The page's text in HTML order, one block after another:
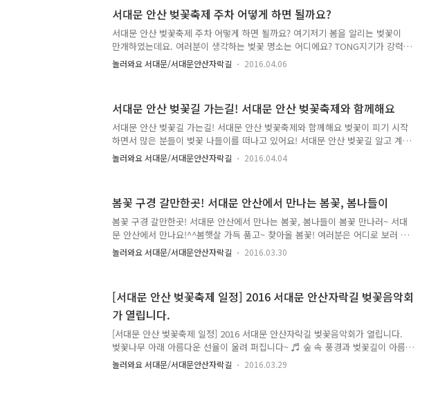
니다! 벚꽃음악회는 밤에도 이어지는데요. 조명에 비친 벚꽃이 형형색색 물들었
어요~ 마치 가을 낙엽을 보는것 같은 느낌이죠? ^^낮에 보는 벚꽃과 또다른 매력
~ 오늘 저녁 7시, 여생스케치, 민트그린, 클래시컬듀오 '러브썸'과 함..
서대문 안산 벚꽃축제 주차 어떻게 하면 될까요?
서대문 안산 벚꽃축제 주차 어떻게 하면 될까요? 여기저기 봄을 알리는 벚꽃이
만개하였는데요. 여러분이 생각하는 벚꽃 명소는 어디에요? TONG지기가 강력하
게 추천하는 서대문 안산 벚꽃! 서대문 안산에서 열리는 '서대문 안산자락길 벚
꽃음악회'를 빼놓을 수 없겠죠? 4월 8일부터 10일까지 열리게 됩니다. 혹시 대중
용해야되~ 하시는 분은 지금부터 집중해주세요 ^^ :: 서대문 안산 벚꽃축제 주차
는? Tip 하나. 서대문구청 주차장 이용하기! ☞ 서대문구청 주차장은 주말에 무
료로 이용하실 수 있어요. 구획수는 90면입니다. 하지만 오전부터 만차가 될것으
로..
놀러와요 서대문/서대문안산자락길 2016.04.06
서대문 안산 벚꽃길 가는길! 서대문 안산 벚꽃축제와 함께해요
서대문 안산 벚꽃길 가는길! 서대문 안산 벚꽃축제와 함께해요 벚꽃이 피기 시작
하면서 많은 분들이 벚꽃 나들이를 떠나고 있어요! 서대문 안산 벚꽃길 알고 계
시죠?? 아직 모르신다면 지금부터 집중해주세요 ^^ 서대문 안산 벚꽃길 가는길~
TONG지기가 자세히 설명해드릴게요~ 빼꼼~ 벚꽃이 고개를 들고 인사를 하고 있
7713, 7738 ▷서대문구청 정류장 하차 서대문구청 정류장에서 하차 하시면 옆으
로 올라가는 길이 보여요! 벚꽃이 살짝 보이시죠? 이 길을 따라 올라오세요 ~ 벚
꽃을 보면서 올라오시면 됩니다 ^^ 아직 벚꽃이 만개하지 않았지만 이번 주..
놀러와요 서대문/서대문안산자락길 2016.04.04
봄꽃 구경 갈만한곳! 서대문 안산에서 만나는 봄꽃, 봄나들이
봄꽃 구경 갈만한곳! 서대문 안산에서 만나는 봄꽃, 봄나들이 봄꽃 만나러~ 서대
문 안산에서 만나요!^^봄햇살 가득 품고~ 찾아올 봄꽃! 여러분은 어디로 보러 가
세요? 여러분의 봄나들이 계획에 도움을 드리고자 준비한 시간! 봄꽃 구경 갈만
한곳, 서대문 안산의 봄꽃을 소개해 드릴게요 ~ 봄 느끼실 준비 되셨죠?? ^^사진
봄꽃! 조금만 더 참고 기다려주세요~ 4월, 서대문 안산 벚꽃축제를 시작으로 다
양한 봄꽃을 만날 수 있어요!! ^^ 서대문 안산 벚꽃축제 일정은 4월 8일 ~ 4월 10
일까지 열리게 됩니다. 자세한 일정은 내일!! TONG지기가 ..
놀러와요 서대문/서대문안산자락길 2016.03.30
[서대문 안산 벚꽃축제 일정] 2016 서대문 안산자락길 벚꽃음악회
가 열립니다.
[서대문 안산 벚꽃축제 일정] 2016 서대문 안산자락길 벚꽃음악회가 열립니다.
벚꽃나무 아래 아름다운 선율이 울려 퍼집니다~ ♬ 숲 속 풍경과 벚꽃길이 아름
다운 안산에서 봄향기 가득 품은 벚꽃음악회가 열립니다. 벚꽃과 음악을 함께 즐
길 수 있는 곳!! 올해는 클래식, 뮤지컬, 국악, 재즈, 포크, 락, 크로스오버까지 다
놀러와요 서대문/서대문안산자락길 2016.03.29